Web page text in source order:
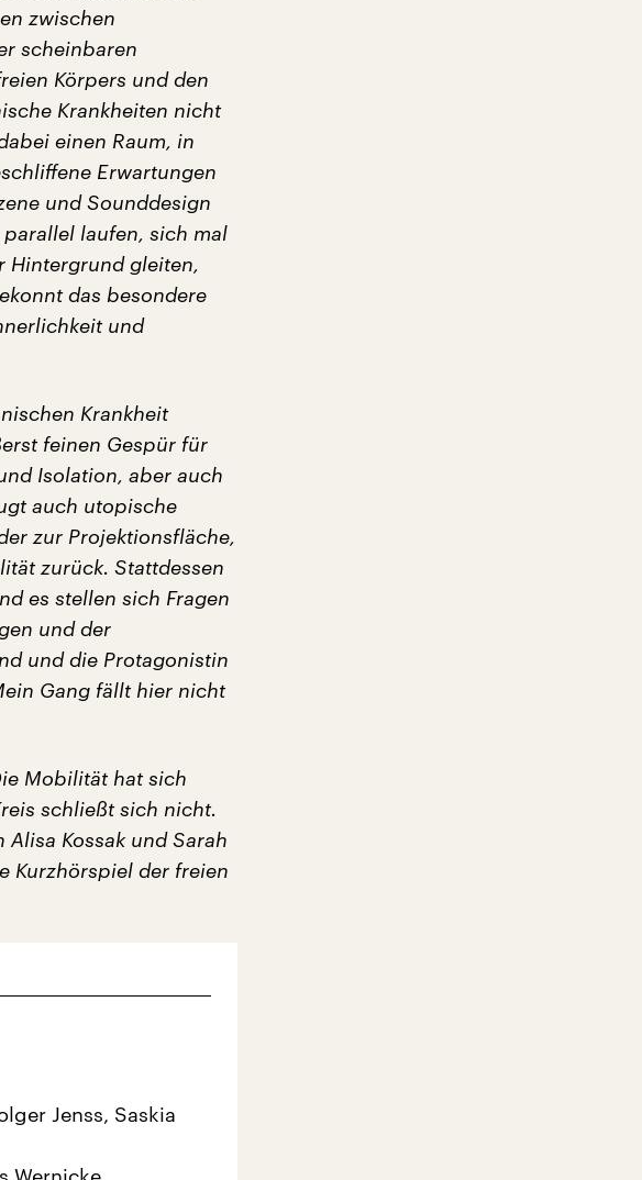
zwischen
scheinbaren
Körpers und den
Krankheiten nicht
einen Raum, in
Erwartungen
und Sounddesign
laufen, sich mal
Hintergrund gleiten,
das besondere
und
Krankheit
feinen Gespür für
Isolation, aber auch
auch utopische
zur Projektionsfläche,
zurück. Stattdessen
es stellen sich Fragen
und der
und die Protagonistin
Gang fällt hier nicht
Mobilität hat sich
schließt sich nicht.
Alisa Kossak und Sarah
Kurzhörspiel der freien
Jenss, Saskia